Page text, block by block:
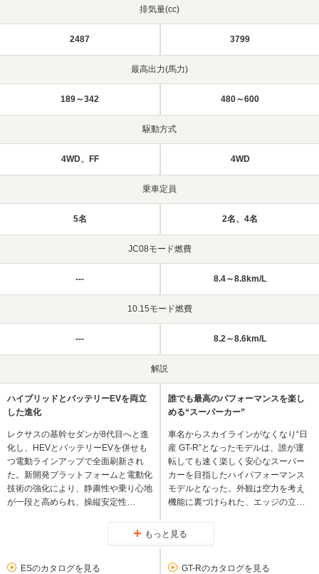
排気量(cc)
2487 3799
最高出力(馬力)
189～342 480～600
駆動方式
4WD、FF 4WD
乗車定員
5名 2名、4名
JC08モード燃費
--- 8.4～8.8km/L
10.15モード燃費
--- 8.2～8.6km/L
解説
ハイブリッドとバッテリーEVを両立
した進化
レクサスの基幹セダンが8代目へと進
化し、HEVとバッテリーEVを併せも
つ電動ラインアップで全面刷新され
た。新開発プラットフォームと電動化
技術の強化により、静粛性や乗り心地
が一段と高められ、操縦安定性…
誰でも最高のパフォーマンスを楽し
める“スーパーカー”
車名からスカイラインがなくなり“日
産 GT-R”となったモデルは、誰が運
転しても速く楽しく安心なスーパー
カーを目指したハイパフォーマンス
モデルとなった。外観は空力を考え
機能に裏づけられた、エッジの立…
もっと見る
ESのカタログを見る GT-Rのカタログを見る